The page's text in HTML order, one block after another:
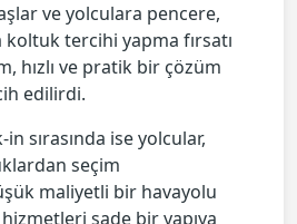
ve yolculara pencere,
tercihi yapma fırsatı
hızlı ve pratik bir çözüm
edilirdi.
sırasında ise yolcular,
seçim
maliyetli bir havayolu
sade bir yapıya